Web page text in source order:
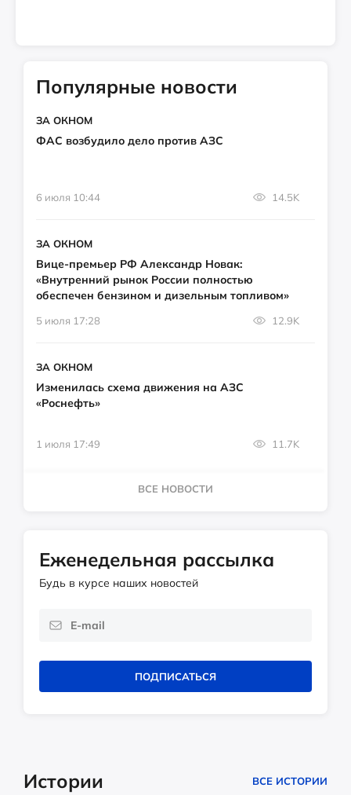
Популярные новости
ЗА ОКНОМ
ФАС возбудило дело против АЗС
6 июля 10:44 14.5K
ЗА ОКНОМ
Вице-премьер РФ Александр Новак:
«Внутренний рынок России полностью
обеспечен бензином и дизельным топливом»
5 июля 17:28 12.9K
ЗА ОКНОМ
Изменилась схема движения на АЗС
«Роснефть»
1 июля 17:49 11.7K
ВСЕ НОВОСТИ
Еженедельная рассылка
Будь в курсе наших новостей
ПОДПИСАТЬСЯ
Истории ВСЕ ИСТОРИИ